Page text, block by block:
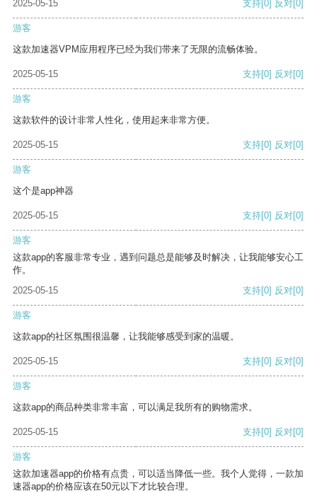
2025-05-15 支持 [0] 反对 [0]
游客
这款加速器VPM应用程序已经为我们带来了无限的流畅体验。
2025-05-15 支持[0] 反对[0]
游客
这款软件的设计非常人性化，使用起来非常方便。
2025-05-15 支持[0] 反对[0]
游客
这个是app神器
2025-05-15 支持[0] 反对[0]
游客
这款app的客服非常专业，遇到问题总是能够及时解决，让我能够安心工
作。
2025-05-15
支持[0] 反对[0]
游客
这款app的社区氛围很温馨，让我能够感受到家的温暖。
2025-05-15 支持[0] 反对[0]
游客
这款app的商品种类非常丰富，可以满足我所有的购物需求。
2025-05-15 支持[0] 反对[0]
游客
这款加速器app的价格有点贵，可以适当降低一些。我个人觉得，一款加
速器app的价格应该在50元以下才比较合理。